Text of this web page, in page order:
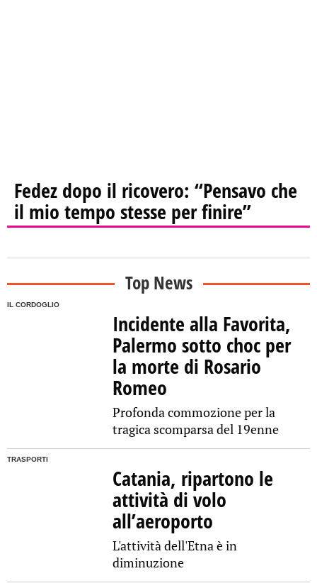
Fedez dopo il ricovero: “Pensavo che
il mio tempo stesse per finire”
Top News
IL CORDOGLIO
Incidente alla Favorita,
Palermo sotto choc per
la morte di Rosario
Romeo
Profonda commozione per la
tragica scomparsa del 19enne
TRASPORTI
Catania, ripartono le
attività di volo
all’aeroporto
L'attività dell'Etna è in
diminuzione